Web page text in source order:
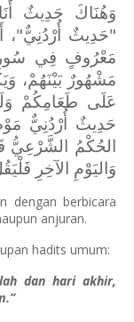
وَهُنَاكَ حَدِيثٌ
"حَدِيثٌ أُرْدُنِيٌّ"،
مَعْرُوفٍ فِي
مَشْهُورٌ بَيْنَهُمْ،
عَلَى طَعَامِكُمْ
حَدِيثٌ أُرْدُنِيٌّ
الحُكْمُ الشَّرْعِيُّ
وَاليَوْمِ الآخِرِ
dengan berbicara
anjuran.
hadits umum:
dan hari akhir,